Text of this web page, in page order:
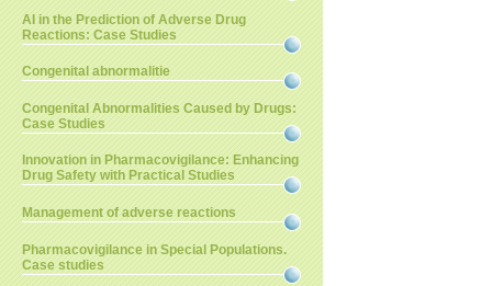
AI in the Prediction of Adverse Drug
Reactions: Case Studies
Congenital abnormalitie
Congenital Abnormalities Caused by Drugs:
Case Studies
Innovation in Pharmacovigilance: Enhancing
Drug Safety with Practical Studies
Management of adverse reactions
Pharmacovigilance in Special Populations.
Case studies